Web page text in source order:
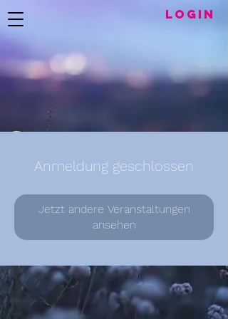
LogIN
Anmeldung geschlossen
Jetzt andere Veranstaltungen
ansehen